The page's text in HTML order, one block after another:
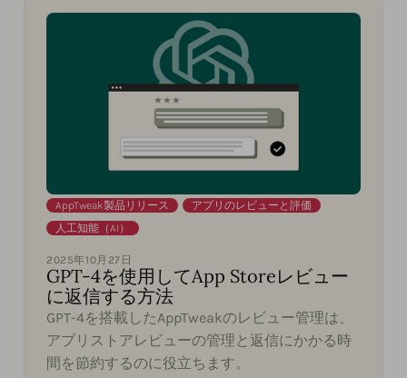
AppTweak製品リリース アプリのレビューと評価
人工知能（AI）
2025年10月27日
GPT-4を使用してApp Storeレビュー
に返信する方法
GPT-4を搭載したAppTweakのレビュー管理は、
アプリストアレビューの管理と返信にかかる時
間を節約するのに役立ちます。